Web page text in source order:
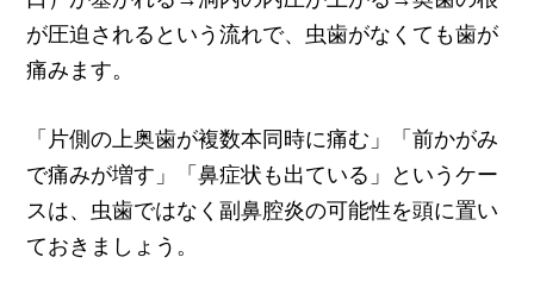
が圧迫されるという流れで、虫歯がなくても歯が
痛みます。
「片側の上奥歯が複数本同時に痛む」「前かがみ
で痛みが増す」「鼻症状も出ている」というケー
スは、虫歯ではなく副鼻腔炎の可能性を頭に置い
ておきましょう。